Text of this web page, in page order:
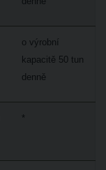
o výrobní
kapacitě 50 tun
denně
*